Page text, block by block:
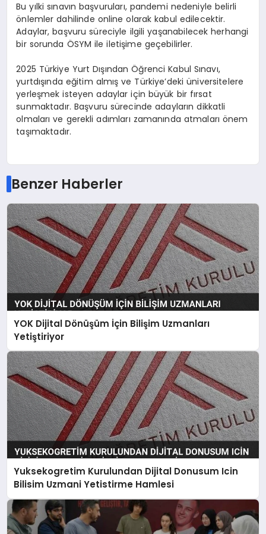
Bu yılki sınavın başvuruları, pandemi nedeniyle belirli
önlemler dahilinde online olarak kabul edilecektir.
Adaylar, başvuru süreciyle ilgili yaşanabilecek herhangi
bir sorunda ÖSYM ile iletişime geçebilirler.
2025 Türkiye Yurt Dışından Öğrenci Kabul Sınavı,
yurtdışında eğitim almış ve Türkiye’deki üniversitelere
yerleşmek isteyen adaylar için büyük bir fırsat
sunmaktadır. Başvuru sürecinde adayların dikkatli
olmaları ve gerekli adımları zamanında atmaları önem
taşımaktadır.
Benzer Haberler
YOK Dijital Dönüşüm İçin Bilişim Uzmanları
Yetiştiriyor
Yuksekogretim Kurulundan Dijital Donusum Icin
Bilisim Uzmani Yetistirme Hamlesi